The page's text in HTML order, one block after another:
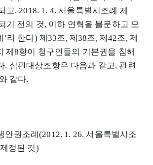
고, 2018. 1. 4. 서울특별시조례 제
기 전의 것, 이하 연혁을 불문하고 모
’라 한다) 제33조, 제38조, 제42조, 제
제8항이 청구인들의 기본권을 침해
. 심판대상조항은 다음과 같고, 관련
같다.
인권조례(2012. 1. 26. 서울특별시조
정된 것)